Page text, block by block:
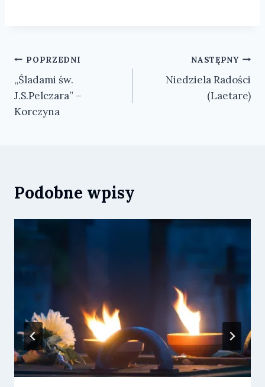
Nawigacja
wpisu
POPRZEDNI
„Śladami św.
J.S.Pelczara” –
Korczyna
NASTĘPNY
Niedziela Radości
(Laetare)
Podobne wpisy